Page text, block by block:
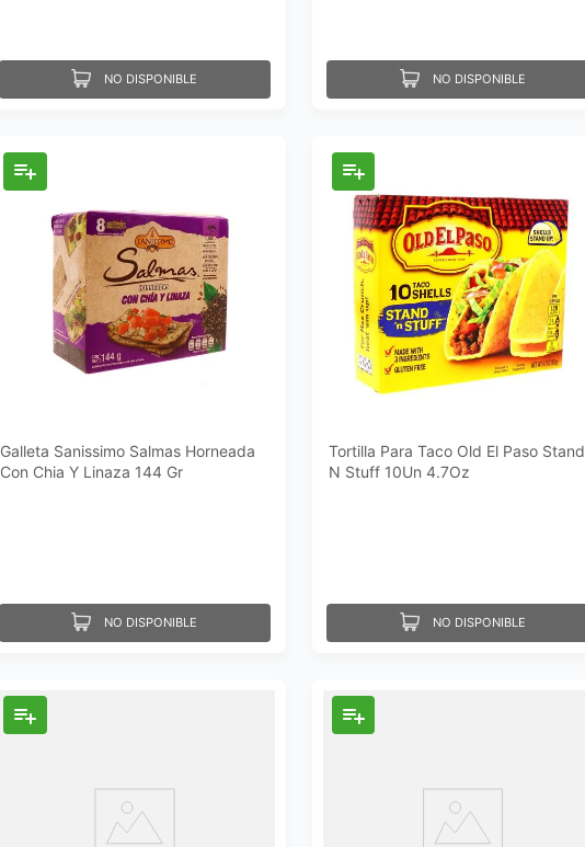
NO DISPONIBLE NO DISPONIBLE
Galleta Sanissimo Salmas Horneada
Con Chia Y Linaza 144 Gr
NO DISPONIBLE
Tortilla Para Taco Old El Paso Stand
N Stuff 10Un 4.7Oz
NO DISPONIBLE